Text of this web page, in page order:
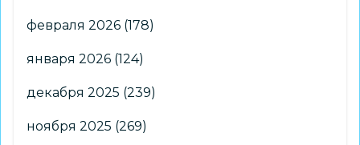
февраля 2026 (178)
января 2026 (124)
декабря 2025 (239)
ноября 2025 (269)